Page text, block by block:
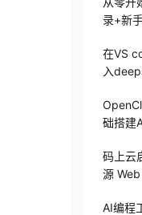
录+新
在VS
入
础搭建
码上云
源
AI编程